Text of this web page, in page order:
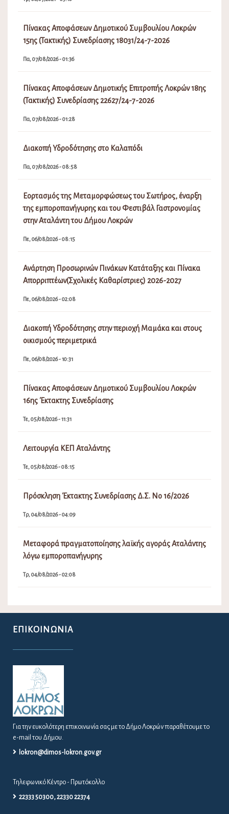
Πίνακας Αποφάσεων Δημοτικού Συμβουλίου Λοκρών
15ης (Τακτικής) Συνεδρίασης 18031/24-7-2026
Πα, 07/08/2026 - 01:36
Πίνακας Αποφάσεων Δημοτικής Επιτροπής Λοκρών 18ης
(Τακτικής) Συνεδρίασης 22627/24-7-2026
Πα, 07/08/2026 - 01:28
Διακοπή Υδροδότησης στο Καλαπόδι
Πα, 07/08/2026 - 08:58
Εορτασμός της Μεταμορφώσεως του Σωτήρος, έναρξη
της εμποροπανήγυρης και του Φεστιβάλ Γαστρονομίας
στην Αταλάντη του Δήμου Λοκρών
Πε, 06/08/2026 - 08:15
Ανάρτηση Προσωρινών Πινάκων Κατάταξης και Πίνακα
Απορριπτέων(Σχολικές Καθαρίστριες) 2026-2027
Πε, 06/08/2026 - 02:08
Διακοπή Υδροδότησης στην περιοχή Μαμάκα και στους
οικισμούς περιμετρικά
Πε, 06/08/2026 - 10:31
Πίνακας Αποφάσεων Δημοτικού Συμβουλίου Λοκρών
16ης Έκτακτης Συνεδρίασης
Τε, 05/08/2026 - 11:31
Λειτουργία ΚΕΠ Αταλάντης
Τε, 05/08/2026 - 08:15
Πρόσκληση Έκτακτης Συνεδρίασης Δ.Σ. Νο 16/2026
Τρ, 04/08/2026 - 04:09
Μεταφορά πραγματοποίησης λαϊκής αγοράς Αταλάντης
λόγω εμποροπανήγυρης
Τρ, 04/08/2026 - 02:08
ΕΠΙΚΟΙΝΩΝΊΑ
Για την ευκολότερη επικοινωνία σας με το Δήμο Λοκρών παραθέτουμε το
e-mail του Δήμου.
lokron@dimos-lokron.gov.gr
Τηλεφωνικό Κέντρο - Πρωτόκολλο
22333 50300, 22330 22374